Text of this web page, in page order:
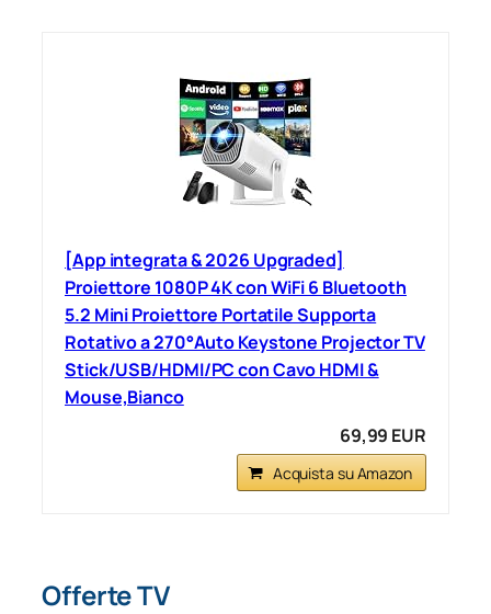
[App integrata & 2026 Upgraded]
Proiettore 1080P 4K con WiFi 6 Bluetooth
5.2 Mini Proiettore Portatile Supporta
Rotativo a 270°Auto Keystone Projector TV
Stick/USB/HDMI/PC con Cavo HDMI &
Mouse,Bianco
69,99 EUR
Acquista su Amazon
Offerte TV